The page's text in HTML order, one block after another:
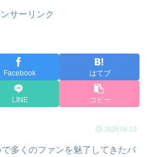
サーリンク
Facebook はてブ
LINE コピー
2025.06.13
多くのファンを魅了してきたバ